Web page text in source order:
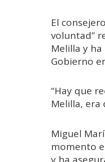
El
voluntad”
Melilla y
Gobierno
“Hay que
Melilla, era
Miguel
momento
y ha